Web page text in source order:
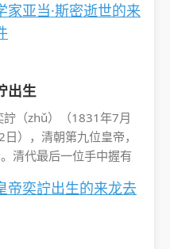
亚当·斯密逝世的来
出生
詝（zhǔ）（1831年7月
），清朝第九位皇帝，
清代最后一位手中握有
帝奕詝出生的来龙去